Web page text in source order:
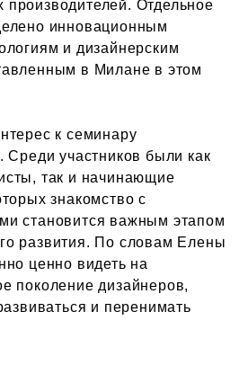
Отдельное
инновационным
и дизайнерским
в Милане в этом
к семинару
Среди участников были как
так и начинающие
знакомство с
становится важным этапом
развития. По словам Елены
ценно видеть на
поколение дизайнеров,
и перенимать